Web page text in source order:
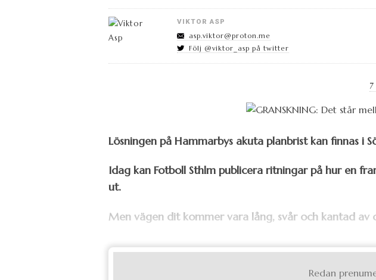
VIKTOR ASP
asp.viktor@proton.me
Följ @viktor_asp på twitter
Lösningen på Hammarbys akuta planbrist kan finnas i
Idag kan Fotboll Sthlm publicera ritningar på hur en
ut.
Men vägen dit kommer vara lång, svår och kantad av
Redan